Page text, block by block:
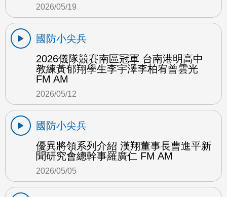
2026/05/19
國防小尖兵
2026儀隊競賽南區冠軍 台南港明高中
教練黃郁翔學生李宇澤李柏宥曾雲光
FM AM
2026/05/12
國防小尖兵
優異將領系列介紹 漢翔董事長曹進平新
聞研究會總幹事羅廣仁 FM AM
2026/05/05